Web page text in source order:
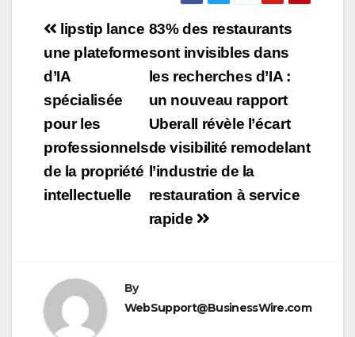
Navigation
de
l’article
83% des restaurants
sont invisibles dans
les recherches d’IA :
un nouveau rapport
Uberall révèle l’écart
de visibilité remodelant
l’industrie de la
restauration à service
rapide
lipstip lance
une plateforme
d’IA
spécialisée
pour les
professionnels
de la propriété
intellectuelle
By
WebSupport@BusinessWire.com